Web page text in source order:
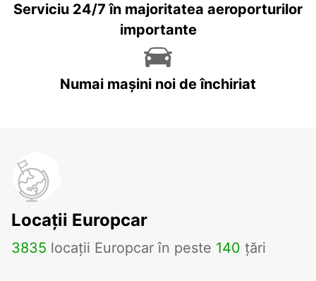
Serviciu 24/7 în majoritatea aeroporturilor
importante
Numai mașini noi de închiriat
Locații Europcar
3835 locații Europcar în peste 140 țări